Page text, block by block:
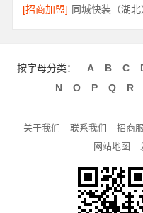
[招商加盟]
按字母分类： A B C
N
O P Q R
关于我们 联系我们 招商
网站地图